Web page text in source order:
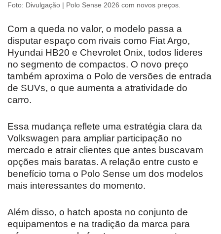
Foto: Divulgação | Polo Sense 2026 com novos preços.
Com a queda no valor, o modelo passa a
disputar espaço com rivais como Fiat Argo,
Hyundai HB20 e Chevrolet Onix, todos líderes
no segmento de compactos. O novo preço
também aproxima o Polo de versões de entrada
de SUVs, o que aumenta a atratividade do
carro.
Essa mudança reflete uma estratégia clara da
Volkswagen para ampliar participação no
mercado e atrair clientes que antes buscavam
opções mais baratas. A relação entre custo e
benefício torna o Polo Sense um dos modelos
mais interessantes do momento.
Além disso, o hatch aposta no conjunto de
equipamentos e na tradição da marca para